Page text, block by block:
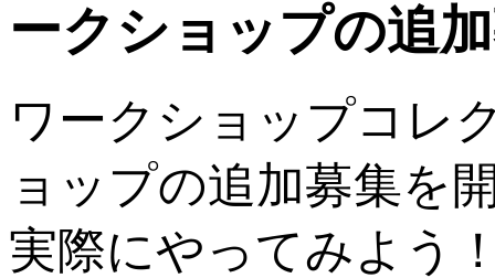
ークショップの追
ワークショップコレ
ョップの追加募集を
実際にやってみよう